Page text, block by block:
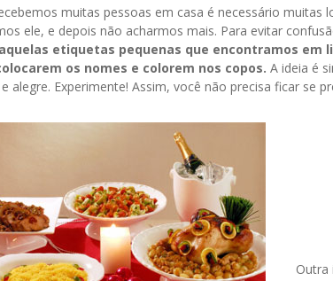
muitas pessoas em casa é necessário muitas
ele, e depois não acharmos mais. Para evitar
etiquetas pequenas que encontramos em
os nomes e colorem nos copos. A ideia é
alegre. Experimente! Assim, você não precisa ficar se
Outra